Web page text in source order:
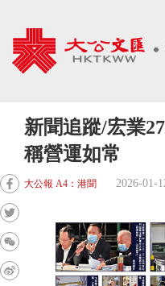
新聞追蹤/宏業
稱營運如常
大公報 A4：港聞 2026-01-